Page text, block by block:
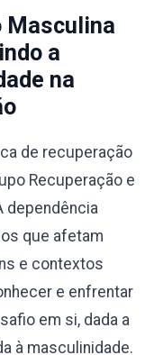
Masculina
a
na
de recuperação
Recuperação e
dependência
que afetam
e contextos
e enfrentar
em si, dada a
à masculinidade.